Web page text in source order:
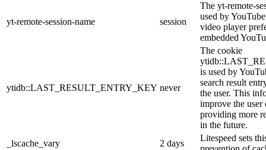
yt-remote-session-name session
The yt-remote-
used by
video player
embedded
ytidb::LAST_RESULT_ENTRY_KEY never
The cookie
is used by
search result
the user. This
improve the user
providing more
in the future.
_lscache_vary
2 days
Litespeed sets